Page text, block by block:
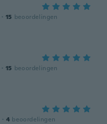
· 15 beoordelingen
· 15 beoordelingen
· 4 beoordelingen